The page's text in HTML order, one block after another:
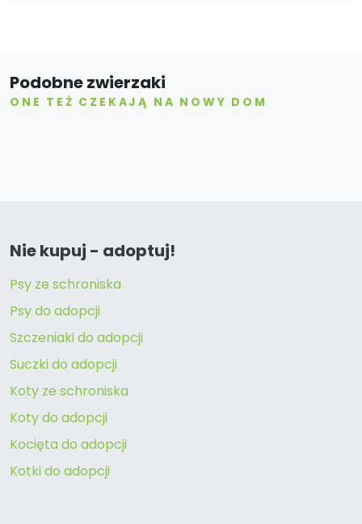
Podobne zwierzaki
ONE TEŻ CZEKAJĄ NA NOWY DOM
Nie kupuj - adoptuj!
Psy ze schroniska
Psy do adopcji
Szczeniaki do adopcji
Suczki do adopcji
Koty ze schroniska
Koty do adopcji
Kocięta do adopcji
Kotki do adopcji